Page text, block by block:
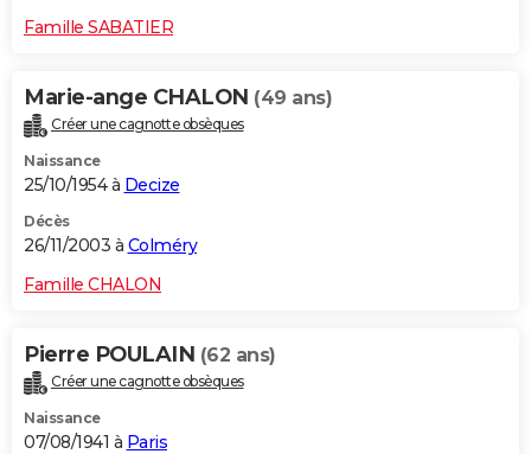
Famille SABATIER
Marie-ange CHALON (49 ans)
Créer une cagnotte obsèques
Naissance
25/10/1954 à Decize
Décès
26/11/2003 à Colméry
Famille CHALON
Pierre POULAIN (62 ans)
Créer une cagnotte obsèques
Naissance
07/08/1941 à Paris